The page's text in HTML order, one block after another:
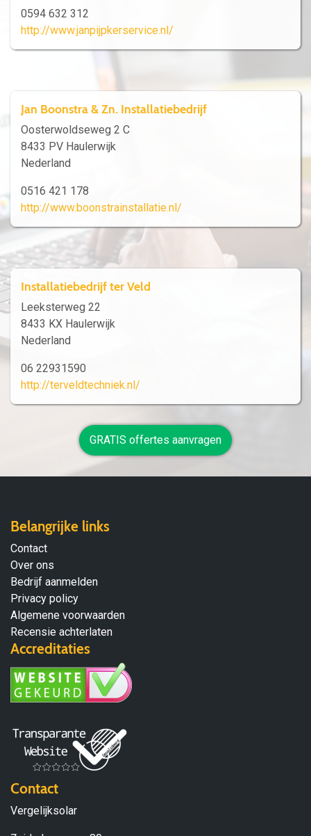
0594 632 312
http://www.janpijpkerservice.nl/
Jan Boonstra & Zn. Installatiebedrijf
Oosterwoldseweg 2 C
8433 PV Haulerwijk
Nederland
0516 421 178
http://www.boonstrainstallatie.nl/
Installatiebedrijf ter Veld
Leeksterweg 22
8433 KX Haulerwijk
Nederland
06 22931590
http://terveldtechniek.nl/
GRATIS offertes aanvragen
Belangrijke links
Contact
Over ons
Bedrijf aanmelden
Privacy policy
Algemene voorwaarden
Recensie achterlaten
Accreditaties
Contact
Vergelijksolar